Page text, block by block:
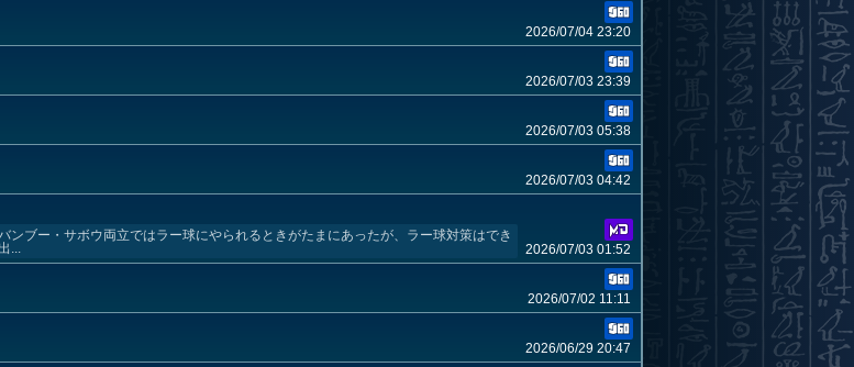
2026/07/04 23:20
2026/07/03 23:39
2026/07/03 05:38
2026/07/03 04:42
ブー・サボウ両立ではラー球にやられるときがたまにあったが、ラー球対策はでき
...
2026/07/03 01:52
2026/07/02 11:11
2026/06/29 20:47